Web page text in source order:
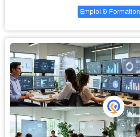
Emploi & Formation